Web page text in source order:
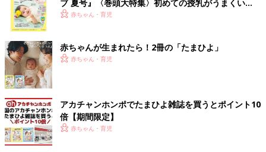
ブ 夏号』〈巻頭大特集〉初めての授乳がうまくい
く！ おっぱい・ミルクの基本と夏のトラブル 解決テ
赤ちゃん・育児
赤ちゃんが生まれたら！2冊の「たまひよ」
赤ちゃん・育児
アカチャンホンポでたまひよ雑誌を買うとポイント10
倍【期間限定】
赤ちゃん・育児